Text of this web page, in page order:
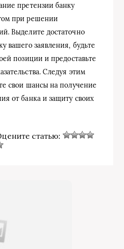
претензии банку
при решении
Выделите достаточно
вашего заявления, будьте
позиции и предоставьте
Следуя этим
свои шансы на получение
от банка и защиту своих
статью: